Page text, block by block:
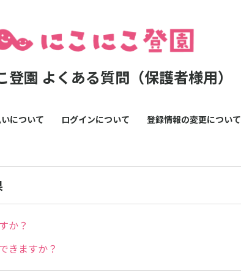
登園 よくある質問（保護者様用）
について ログインについて 登録情報の変更について
か？
きますか？